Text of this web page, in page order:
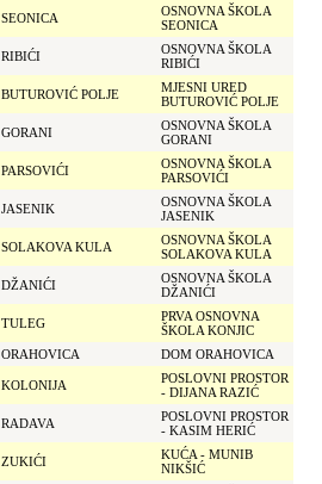
SEONICA
OSNOVNA ŠKOLA
SEONICA
RIBIĆI
OSNOVNA ŠKOLA
RIBIĆI
BUTUROVIĆ POLJE
MJESNI URED
BUTUROVIĆ POLJE
GORANI
OSNOVNA ŠKOLA
GORANI
PARSOVIĆI
OSNOVNA ŠKOLA
PARSOVIĆI
JASENIK
OSNOVNA ŠKOLA
JASENIK
SOLAKOVA KULA
OSNOVNA ŠKOLA
SOLAKOVA KULA
DŽANIĆI
OSNOVNA ŠKOLA
DŽANIĆI
TULEG
PRVA OSNOVNA
ŠKOLA KONJIC
ORAHOVICA DOM ORAHOVICA
KOLONIJA
POSLOVNI PROSTOR
- DIJANA RAZIĆ
RADAVA
POSLOVNI PROSTOR
- KASIM HERIĆ
ZUKIĆI
KUĆA - MUNIB
NIKŠIĆ